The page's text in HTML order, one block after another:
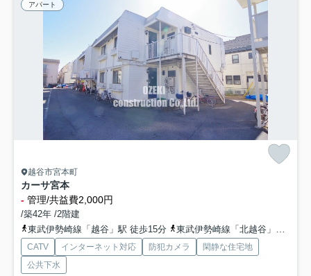
アパート
越谷市宮本町
カーサ宮本
- 管理/共益費2,000円
/築42年 /2階建
東武伊勢崎線「越谷」駅 徒歩15分
東武伊勢崎線「北越谷」駅 徒歩26分
CATV インターネット対応 防犯カメラ
閑静な住宅地
公共下水